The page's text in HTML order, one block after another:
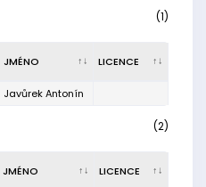
(1)
JMÉNO LICENCE
Javůrek Antonín
(2)
JMÉNO LICENCE